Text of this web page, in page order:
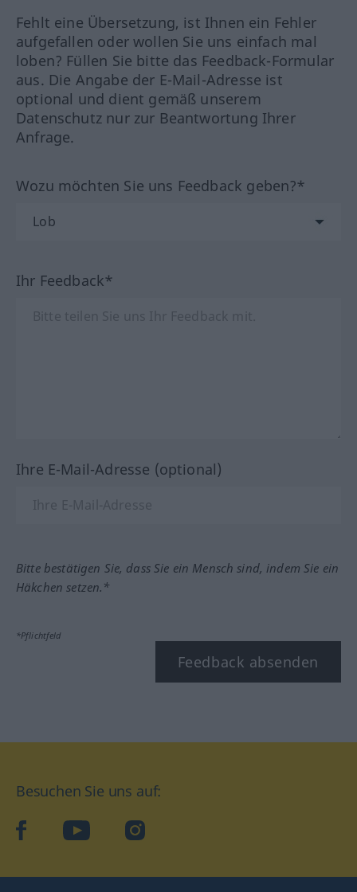
Fehlt eine Übersetzung, ist Ihnen ein Fehler
aufgefallen oder wollen Sie uns einfach mal
loben? Füllen Sie bitte das Feedback-Formular
aus. Die Angabe der E-Mail-Adresse ist
optional und dient gemäß unserem
Datenschutz nur zur Beantwortung Ihrer
Anfrage.
Wozu möchten Sie uns Feedback geben?*
Ihr Feedback*
Ihre E-Mail-Adresse (optional)
Bitte bestätigen Sie, dass Sie ein Mensch sind, indem Sie ein
Häkchen setzen.*
*Pflichtfeld
Feedback absenden
Besuchen Sie uns auf:
facebookYouTube Instagram